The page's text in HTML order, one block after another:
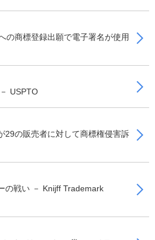
の商標登録出願で電子署名が使用
USPTO
29の販売者に対して商標権侵害訴
の戦い － Knijff Trademark